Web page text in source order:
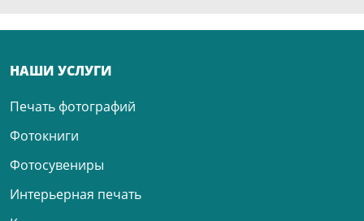
НАШИ УСЛУГИ
Печать фотографий
Фотокниги
Фотосувениры
Интерьерная печать